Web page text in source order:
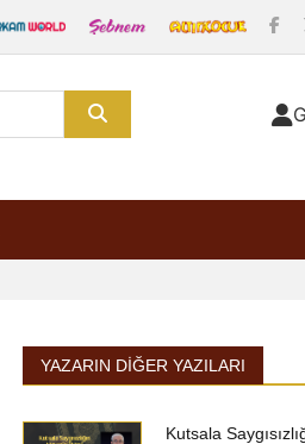
YAZARIN DIĞER YAZILARI
Kutsala